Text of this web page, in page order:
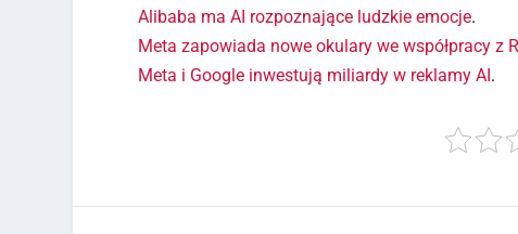
Alibaba ma AI rozpoznające ludzkie emocje.
Meta zapowiada nowe okulary we współpracy z
Meta i Google inwestują miliardy w reklamy AI.